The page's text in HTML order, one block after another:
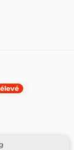
élevé